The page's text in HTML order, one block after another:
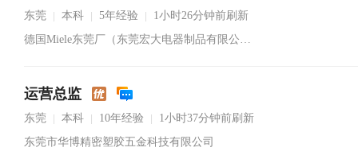
东莞 本科 5年经验
1小时26分钟前刷新
德国Miele东莞厂（东莞宏大电器制品有限公司）
运营总监
东莞 本科 10年经验
1小时37分钟前刷新
东莞市华博精密塑胶五金科技有限公司